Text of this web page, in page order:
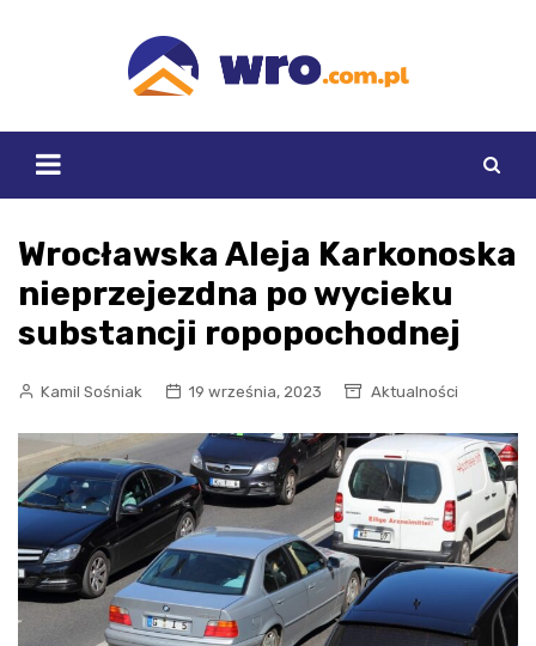
Wrocławska Aleja Karkonoska
nieprzejezdna po wycieku
substancji ropopochodnej
Kamil Sośniak 19 września, 2023 Aktualności